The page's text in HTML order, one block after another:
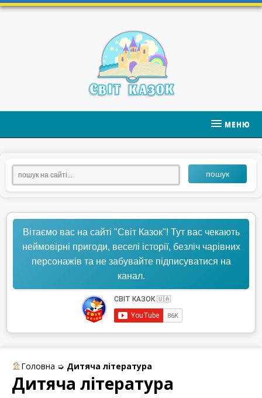
МЕНЮ
пошук
Вітаємо вас на сайті "Світ Казок"! Тут вас чекають
неймовірні пригоди, веселі історії, безліч чарівних
персонажів та не забувайте підписуватися на
канал.
Головна ➭ Дитяча література
Дитяча література